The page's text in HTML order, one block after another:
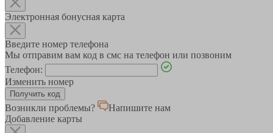
Электронная бонусная карта
Введите номер телефона
Мы отправим вам код в смс на телефон или позвоним
Телефон:
Изменить номер
Возникли проблемы?
Напишите нам
Добавление карты